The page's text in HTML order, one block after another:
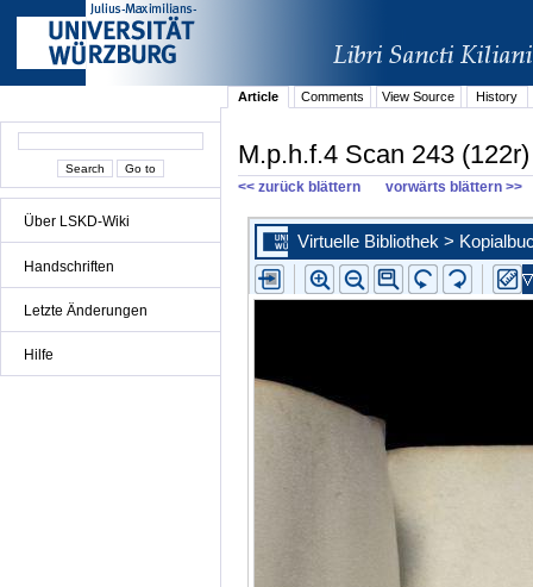
Über LSKD-Wiki
Handschriften
Letzte Änderungen
Hilfe
Article Comments View Source History
M.p.h.f.4 Scan 243 (122r)
<< zurück blättern vorwärts blättern >>